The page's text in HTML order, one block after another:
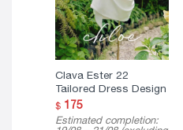
Clava Ester 22
Tailored Dress Design
$175
Estimated completion: